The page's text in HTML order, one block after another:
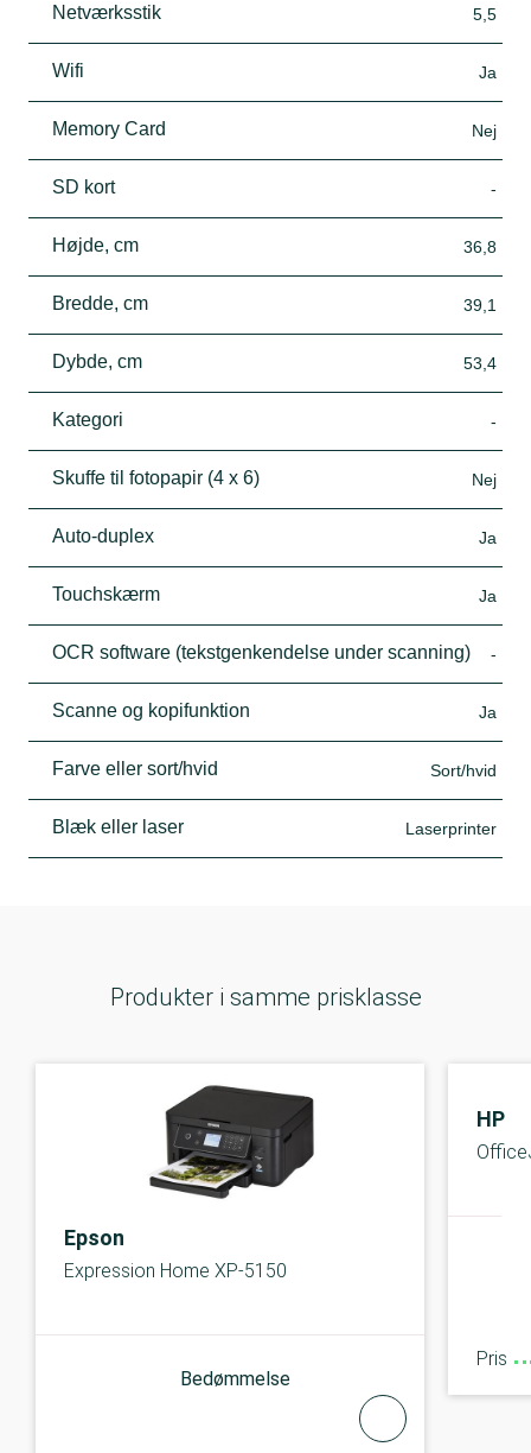
Netværksstik 5,5
Wifi Ja
Memory Card Nej
SD kort -
Højde, cm 36,8
Bredde, cm 39,1
Dybde, cm 53,4
Kategori -
Skuffe til fotopapir (4 x 6) Nej
Auto-duplex Ja
Touchskærm Ja
OCR software (tekstgenkendelse under scanning) -
Scanne og kopifunktion Ja
Farve eller sort/hvid Sort/hvid
Blæk eller laser Laserprinter
Produkter i samme prisklasse
Epson
Expression Home XP-5150
Bedømmelse
HP
Pris